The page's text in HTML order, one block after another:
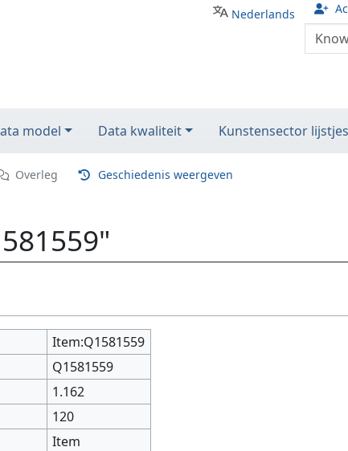
Nederlands
model Data kwaliteit Kunstensector lijstjes
Overleg Geschiedenis weergeven
Item:Q1581559
Q1581559
1.162
120
Item